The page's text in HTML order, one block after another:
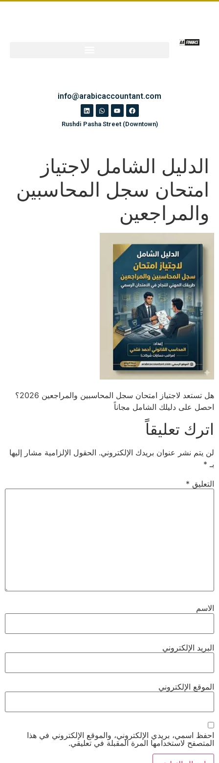
info@arabicaccountant.com
Rushdi Pasha Street (Downtown)
الدليل الشامل لاجتياز
امتحان سجل المحاسبين
والمراجعين
هل تستعد لاجتياز امتحان سجل المحاسبين والمراجعين 2026؟
احصل على دليلك الشامل مجاناً
اترك تعليقاً
لن يتم نشر عنوان بريدك الإلكتروني. الحقول الإلزامية مشار إليها
بـ *
التعليق *
الاسم
البريد الإلكتروني
الموقع الإلكتروني
احفظ اسمي، بريدي الإلكتروني، والموقع الإلكتروني في هذا
المتصفح لاستخدامها المرة المقبلة في تعليقي.